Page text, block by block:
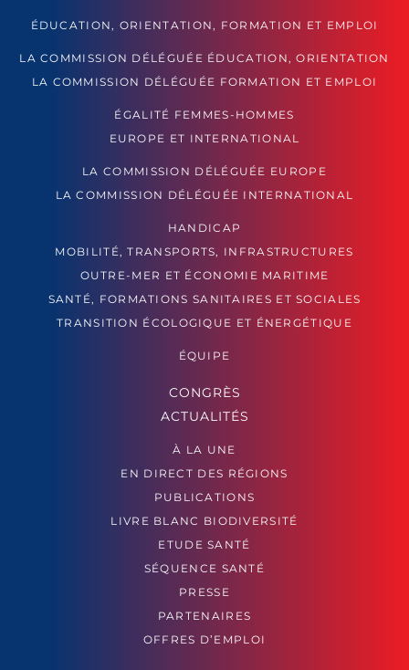
ÉDUCATION, ORIENTATION, FORMATION ET EMPLOI
LA COMMISSION DÉLÉGUÉE ÉDUCATION, ORIENTATION
LA COMMISSION DÉLÉGUÉE FORMATION ET EMPLOI
ÉGALITÉ FEMMES-HOMMES
EUROPE ET INTERNATIONAL
LA COMMISSION DÉLÉGUÉE EUROPE
LA COMMISSION DÉLÉGUÉE INTERNATIONAL
HANDICAP
MOBILITÉ, TRANSPORTS, INFRASTRUCTURES
OUTRE-MER ET ÉCONOMIE MARITIME
SANTÉ, FORMATIONS SANITAIRES ET SOCIALES
TRANSITION ÉCOLOGIQUE ET ÉNERGÉTIQUE
ÉQUIPE
CONGRÈS
ACTUALITÉS
À LA UNE
EN DIRECT DES RÉGIONS
PUBLICATIONS
LIVRE BLANC BIODIVERSITÉ
ETUDE SANTÉ
SÉQUENCE SANTÉ
PRESSE
PARTENAIRES
OFFRES D’EMPLOI